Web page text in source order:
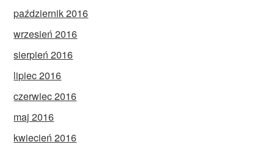
październik 2016
wrzesień 2016
sierpień 2016
lipiec 2016
czerwiec 2016
maj 2016
kwiecień 2016